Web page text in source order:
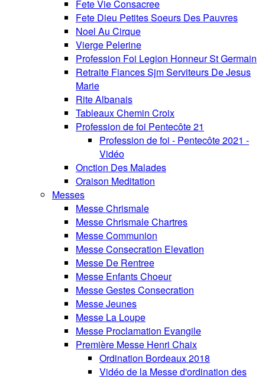
Fete Vie Consacree
Fete Dieu Petites Soeurs Des Pauvres
Noel Au Cirque
Vierge Pelerine
Profession Foi Legion Honneur St Germain
Retraite Fiances Sjm Serviteurs De Jesus
Marie
Rite Albanais
Tableaux Chemin Croix
Profession de foi Pentecôte 21
Profession de foi - Pentecôte 2021 -
Vidéo
Onction Des Malades
Oraison Meditation
Messes
Messe Chrismale
Messe Chrismale Chartres
Messe Communion
Messe Consecration Elevation
Messe De Rentree
Messe Enfants Choeur
Messe Gestes Consecration
Messe Jeunes
Messe La Loupe
Messe Proclamation Evangile
Première Messe Henri Chaix
Ordination Bordeaux 2018
Vidéo de la Messe d'ordination des